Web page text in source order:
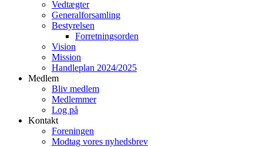
Vedtægter
Generalforsamling
Bestyrelsen
Forretningsorden
Vision
Mission
Handleplan 2024/2025
Medlem
Bliv medlem
Medlemmer
Log på
Kontakt
Foreningen
Modtag vores nyhedsbrev